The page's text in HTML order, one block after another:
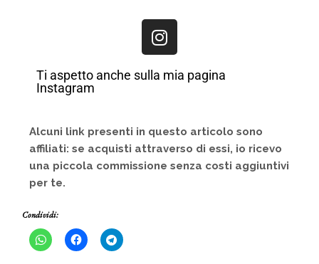
Ti aspetto anche sulla mia pagina
Instagram
Alcuni link presenti in questo articolo sono
affiliati: se acquisti attraverso di essi, io ricevo
una piccola commissione senza costi aggiuntivi
per te.
Condividi: